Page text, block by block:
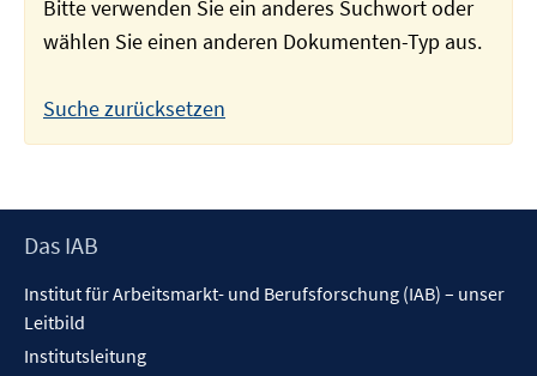
Bitte verwenden Sie ein anderes Suchwort oder
wählen Sie einen anderen Dokumenten-Typ aus.
Suche zurücksetzen
Footer
Das IAB
Institut für Arbeitsmarkt- und Berufsforschung (IAB) – unser
Leitbild
Institutsleitung